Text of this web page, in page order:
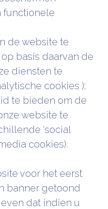
functionele
de website te
basis daarvan de
diensten te
cookies );
te bieden om de
website te
‘social
cookies).
voor het eerst
banner getoond
dat indien u